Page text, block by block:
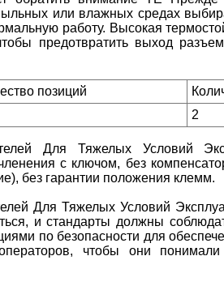
или влажных средах
работу. Высокая
предотвратить выход
позиций
2
Для Тяжелых Условий
с ключом, без
без гарантии положения клемм.
Для Тяжелых Условий
и стандарты должны
по безопасности для
чтобы они